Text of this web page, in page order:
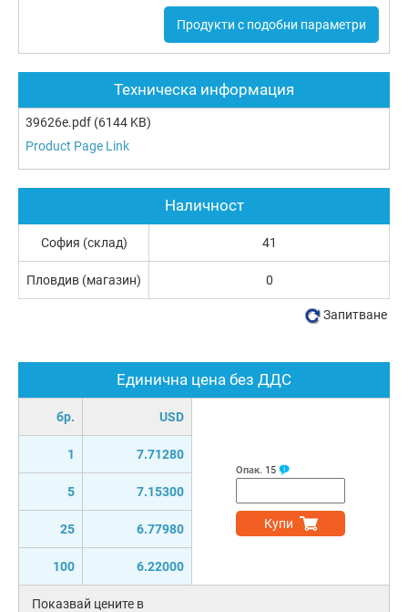
Продукти с подобни параметри
Техническа информация
39626e.pdf (6144 KB)
Product Page Link
Единична цена без ДДС
бр. USD
1 7.71280
5 7.15300
25 6.77980
100 6.22000
Опак. 15
Купи
Показвай цените в
Наличност
София (склад) 41
Пловдив (магазин) 0
Запитване